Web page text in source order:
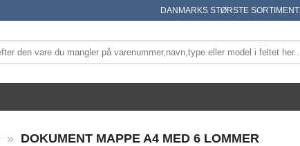
DANMARKS STØRSTE SORTIMENT.
» DOKUMENT MAPPE A4 MED 6 LOMMER